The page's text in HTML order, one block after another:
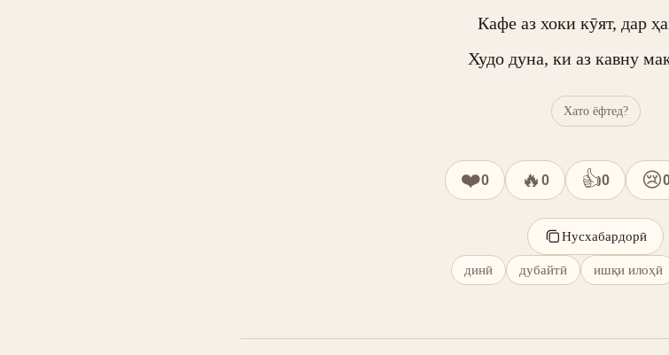
Кафе аз хоки кӯят, дар
Худо дуна, ки аз кавну
Хато ёфтед?
❤️0 🔥 0 👍0 😢
Нусхабардорӣ
динӣ дубайтӣ ишқи илоҳӣ